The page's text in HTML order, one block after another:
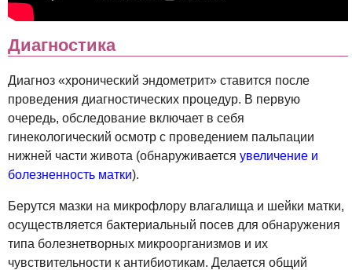
Диагностика
Диагноз «хронический эндометрит» ставится после
проведения диагностических процедур. В первую
очередь, обследование включает в себя
гинекологический осмотр с проведением пальпации
нижней части живота (обнаруживается увеличение и
болезненность матки).
Берутся мазки на микрофлору влагалища и шейки матки,
осуществляется бактериальный посев для обнаружения
типа болезнетворных микроорганизмов и их
чувствительности к антибиотикам. Делается общий